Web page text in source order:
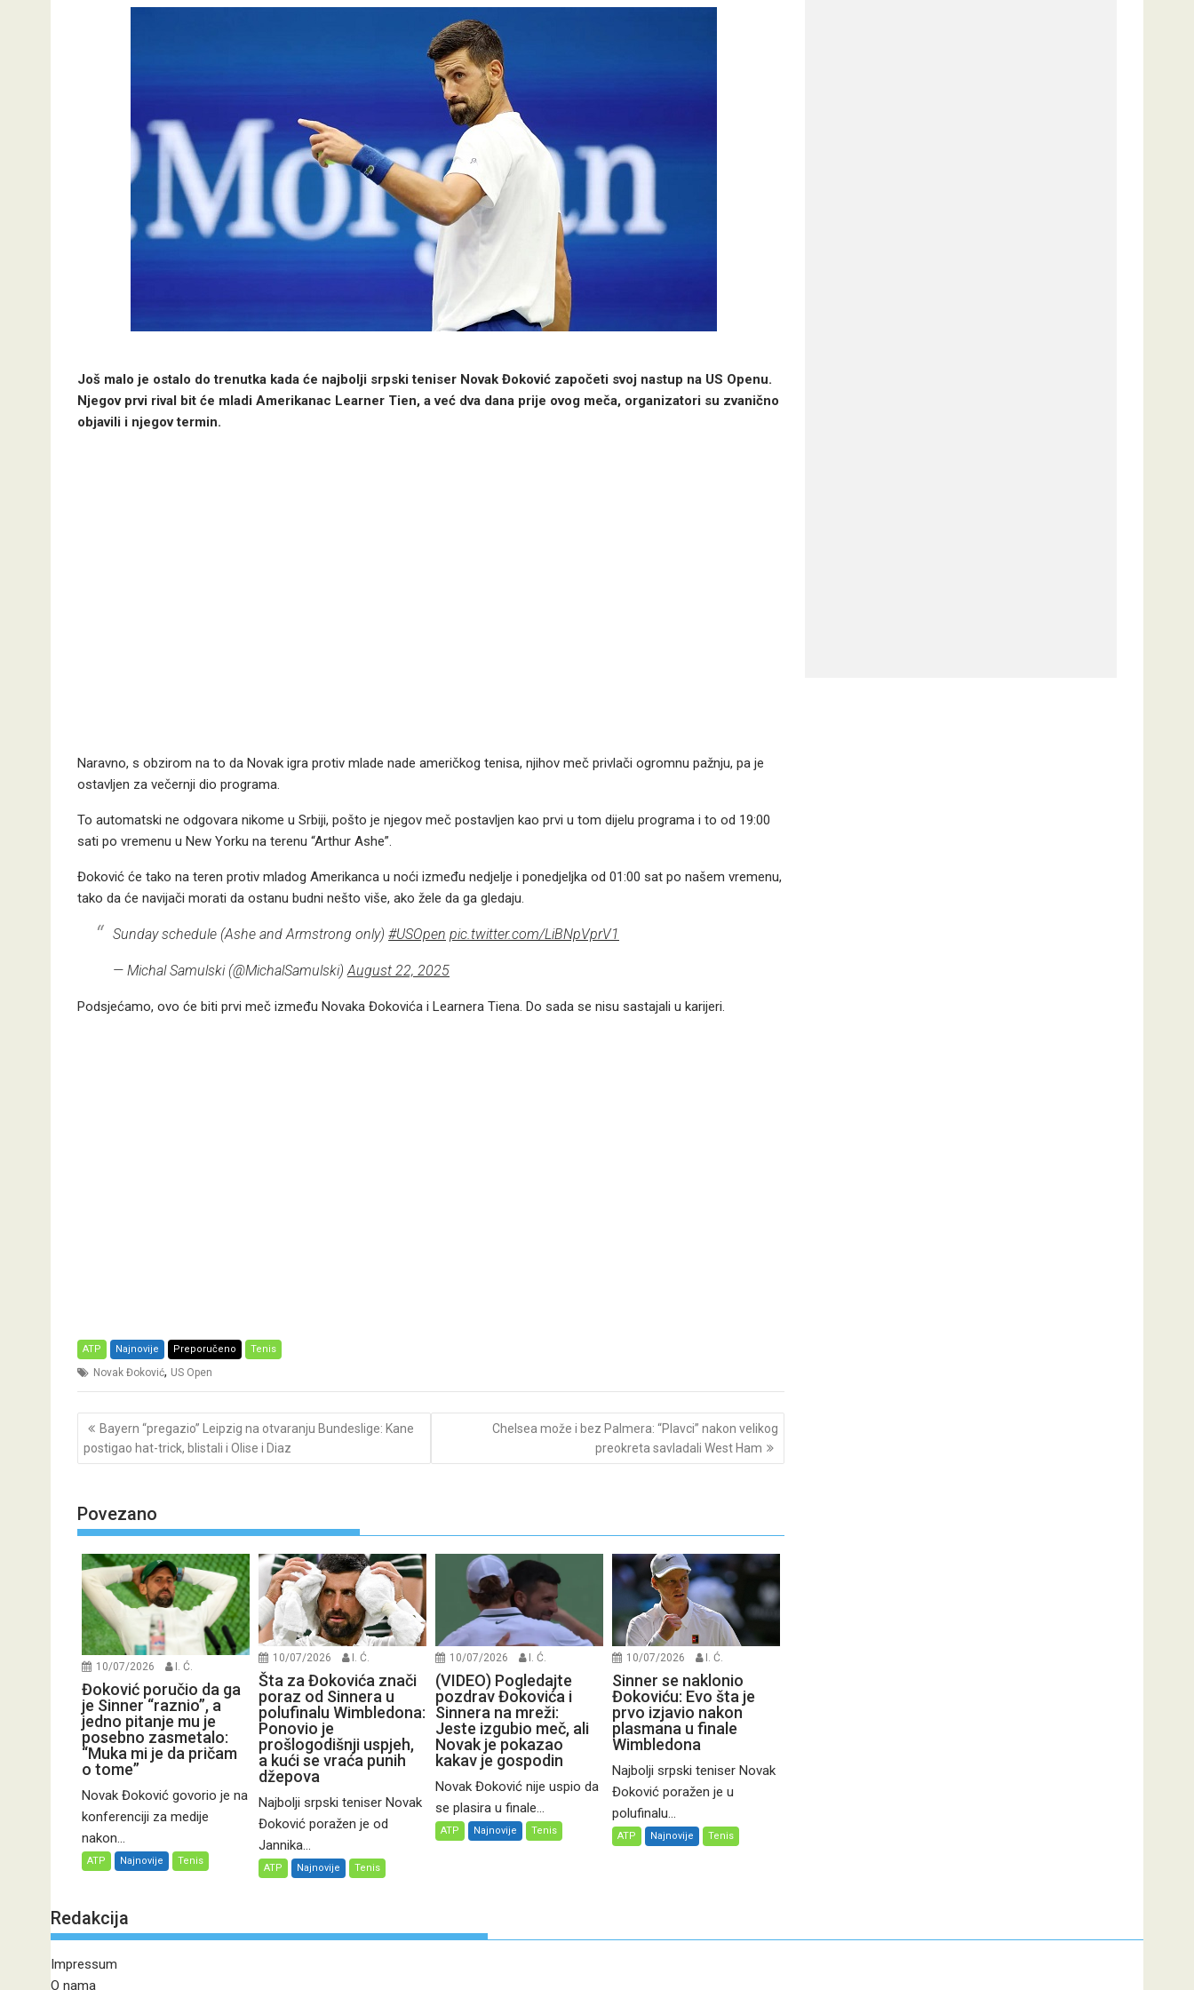
Još malo je ostalo do trenutka kada će najbolji srpski teniser Novak Đoković započeti svoj nastup na US Openu.
Njegov prvi rival bit će mladi Amerikanac Learner Tien, a već dva dana prije ovog meča, organizatori su zvanično
objavili i njegov termin.
Naravno, s obzirom na to da Novak igra protiv mlade nade američkog tenisa, njihov meč privlači ogromnu pažnju, pa je
ostavljen za večernji dio programa.
To automatski ne odgovara nikome u Srbiji, pošto je njegov meč postavljen kao prvi u tom dijelu programa i to od 19:00
sati po vremenu u New Yorku na terenu “Arthur Ashe”.
Đoković će tako na teren protiv mladog Amerikanca u noći između nedjelje i ponedjeljka od 01:00 sat po našem vremenu,
tako da će navijači morati da ostanu budni nešto više, ako žele da ga gledaju.
Sunday schedule (Ashe and Armstrong only) #USOpen pic.twitter.com/LiBNpVprV1
— Michal Samulski (@MichalSamulski)August 22, 2025
Podsjećamo, ovo će biti prvi meč između Novaka Đokovića i Learnera Tiena. Do sada se nisu sastajali u karijeri.
ATP Najnovije Preporučeno Tenis
Novak Đoković, US Open
Post
navigation
Bayern “pregazio” Leipzig na otvaranju Bundeslige: Kane
postigao hat-trick, blistali i Olise i Diaz
Chelsea može i bez Palmera: “Plavci” nakon velikog
preokreta savladali West Ham
Povezano
10/07/2026 I. Ć.
Đoković poručio da ga
je Sinner “raznio”, a
jedno pitanje mu je
posebno zasmetalo:
“Muka mi je da pričam
o tome”
Novak Đoković govorio je na
konferenciji za medije
nakon...
ATP Najnovije Tenis
10/07/2026 I. Ć.
Šta za Đokovića znači
poraz od Sinnera u
polufinalu Wimbledona:
Ponovio je
prošlogodišnji uspjeh,
a kući se vraća punih
džepova
Najbolji srpski teniser Novak
Đoković poražen je od
Jannika...
ATP Najnovije Tenis
10/07/2026 I. Ć.
(VIDEO) Pogledajte
pozdrav Đokovića i
Sinnera na mreži:
Jeste izgubio meč, ali
Novak je pokazao
kakav je gospodin
Novak Đoković nije uspio da
se plasira u finale...
ATP Najnovije Tenis
10/07/2026 I. Ć.
Sinner se naklonio
Đokoviću: Evo šta je
prvo izjavio nakon
plasmana u finale
Wimbledona
Najbolji srpski teniser Novak
Đoković poražen je u
polufinalu...
ATP Najnovije Tenis
Redakcija
Impressum
O nama